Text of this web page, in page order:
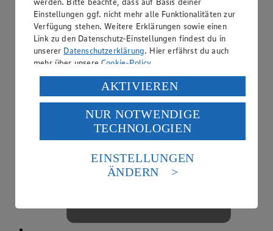
Einstellungen ggf. nicht mehr alle Funktionalitäten zur
Verfügung stehen. Weitere Erklärungen sowie einen
Link zu den Datenschutz-Einstellungen findest du in
unserer Datenschutzerklärung. Hier erfährst du auch
mehr über unsereCookie-Policy.
Verarbeitung deiner personenbezogenen Daten in den
USA durch Facebook und YouTube:
Wenn du auf „Aktivieren“ klickst, willigst du im Sinne
des Art. 49 Abs. 1 Satz 1 lit. a) DSGVO ein, dass deine
Daten in den USA verarbeitet werden. Der EuGH sieht
die USA als Land mit einem nach europäischen
Standards nicht angemessenen Datenschutzniveau an.
Es besteht das Risiko eines Zugriffs durch US-
Informationen zum Herausgeber der Seite findest du
Impressum
AKTIVIEREN
NUR NOTWENDIGE
TECHNOLOGIEN
EINSTELLUNGEN
ÄNDERN